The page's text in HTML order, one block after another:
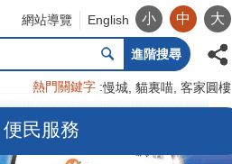
網站導覽 English 小 中 大
進階搜尋
熱門關鍵字 慢城 貓裏喵 客家圓樓
便民服務